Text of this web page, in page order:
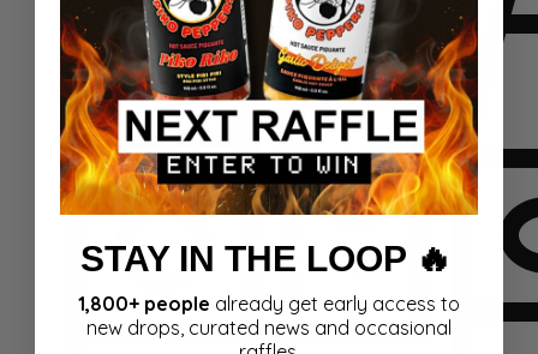
STAY IN THE LOOP 🔥
1,800+ people already get early access to
new drops, curated news and occasional